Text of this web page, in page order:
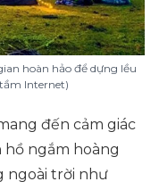
hoàn hảo để dựng lều
Internet)
đến cảm giác
ngắm hoàng
ngoài trời như